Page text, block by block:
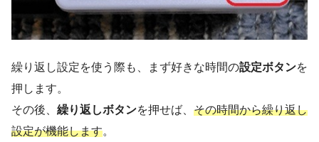
繰り返し設定を使う際も、まず好きな時間の設定ボタンを
押します。
その後、 繰り返しボタンを押せば、 その時間から繰り返し
設定が機能します。